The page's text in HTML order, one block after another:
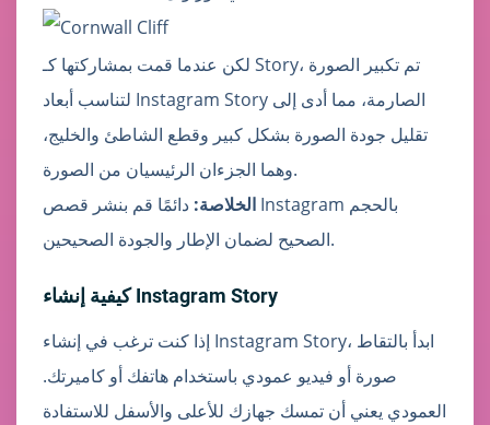
لكن عندما قمت بمشاركتها كـ Story، تم تكبير الصورة
لتناسب أبعاد Instagram Story الصارمة، مما أدى إلى
تقليل جودة الصورة بشكل كبير وقطع الشاطئ والخليج،
وهما الجزءان الرئيسيان من الصورة.
الخلاصة: دائمًا قم بنشر قصص Instagram بالحجم
الصحيح لضمان الإطار والجودة الصحيحين.
كيفية إنشاء Instagram Story
إذا كنت ترغب في إنشاء Instagram Story، ابدأ بالتقاط
صورة أو فيديو عمودي باستخدام هاتفك أو كاميرتك.
العمودي يعني أن تمسك جهازك للأعلى والأسفل للاستفادة